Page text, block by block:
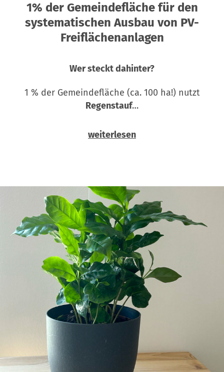
1% der Gemeindefläche für den
systematischen Ausbau von PV-
Freiflächenanlagen
Wer steckt dahinter?
1 % der Gemeindefläche (ca. 100 ha!) nutzt
Regenstauf…
weiterlesen